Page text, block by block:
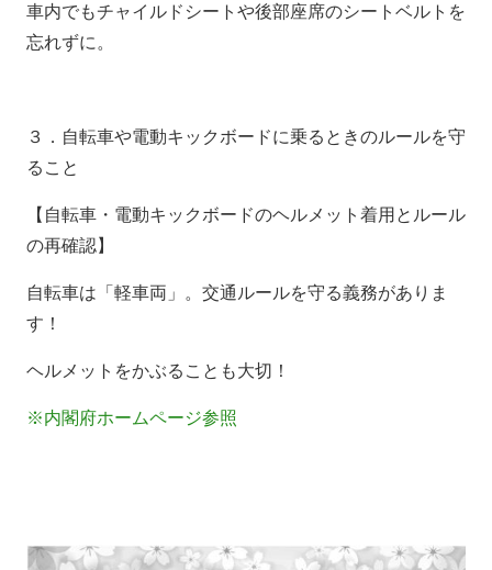
車内でもチャイルドシートや後部座席のシートベルトを
忘れずに。
３．自転車や電動キックボードに乗るときのルールを守
ること
【自転車・電動キックボードのヘルメット着用とルール
の再確認】
自転車は「軽車両」。交通ルールを守る義務がありま
す！
ヘルメットをかぶることも大切！
※内閣府ホームページ参照